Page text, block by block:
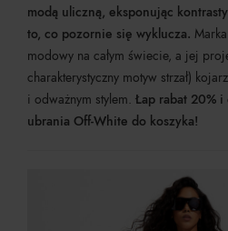
modą uliczną, eksponując
to, co pozornie się wyklucza.
modowy na całym świecie, a jej
charakterystyczny motyw strzał)
i odważnym stylem. Łap rabat 20%
ubrania Off-White do koszyka!